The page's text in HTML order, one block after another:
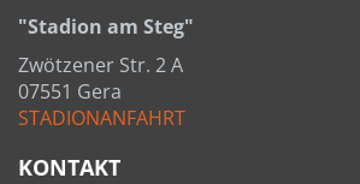
"Stadion am Steg"
Zwötzener Str. 2 A
07551 Gera
STADIONANFAHRT
KONTAKT